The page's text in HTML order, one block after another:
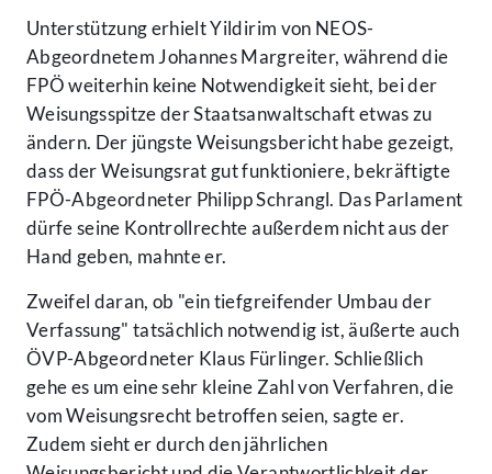
Unterstützung erhielt Yildirim von NEOS-
Abgeordnetem Johannes Margreiter, während die
FPÖ weiterhin keine Notwendigkeit sieht, bei der
Weisungsspitze der Staatsanwaltschaft etwas zu
ändern. Der jüngste Weisungsbericht habe gezeigt,
dass der Weisungsrat gut funktioniere, bekräftigte
FPÖ-Abgeordneter Philipp Schrangl. Das Parlament
dürfe seine Kontrollrechte außerdem nicht aus der
Hand geben, mahnte er.
Zweifel daran, ob "ein tiefgreifender Umbau der
Verfassung" tatsächlich notwendig ist, äußerte auch
ÖVP-Abgeordneter Klaus Fürlinger. Schließlich
gehe es um eine sehr kleine Zahl von Verfahren, die
vom Weisungsrecht betroffen seien, sagte er.
Zudem sieht er durch den jährlichen